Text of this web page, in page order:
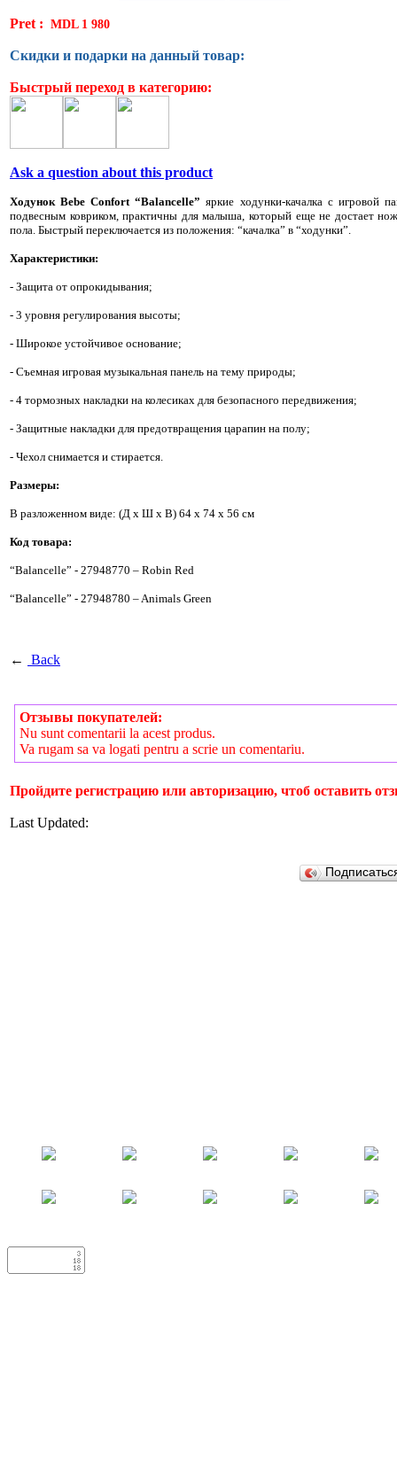
Pret : MDL 1 980
Скидки и подарки на данный товар:
Быстрый переход в категорию:
Ask a question about this product
Ходунок Bebe Confort “Balancelle”яркие ходунки-качалка с игровой
подвесным ковриком, практичны для малыша, который еще не достает
пола. Быстрый переключается из положения: “качалка” в “ходунки”.
Характеристики:
- Защита от опрокидывания;
- 3 уровня регулирования высоты;
- Широкое устойчивое основание;
- Съемная игровая музыкальная панель на тему природы;
- 4 тормозных накладки на колесиках для безопасного передвижения;
- Защитные накладки для предотвращения царапин на полу;
- Чехол снимается и стирается.
Размеры:
В разложенном виде: (Д х Ш х В) 64 х 74 х 56 см
Код товара:
“Balancelle” - 27948770 – Robin Red
“Balancelle” - 27948780 – Animals Green
← Back
Отзывы покупателей:
Nu sunt comentarii la acest produs.
Va rugam sa va logati pentru a scrie un comentariu.
Пройдите регистрацию или авторизацию, чтоб оставить
Last Updated: